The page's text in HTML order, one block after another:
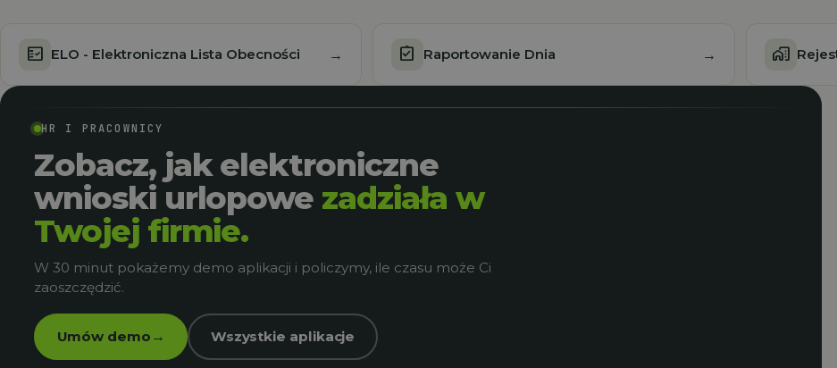
fact_check ELO - Elektroniczna Lista Obecności → assignment_turned_in Raportowanie Dnia → home_work
HR I PRACOWNICY
Zobacz, jak elektroniczne
wnioski urlopowe zadziała w
Twojej firmie.
W 30 minut pokażemy demo aplikacji i policzymy, ile czasu może Ci
zaoszczędzić.
Umów demo → Wszystkie aplikacje